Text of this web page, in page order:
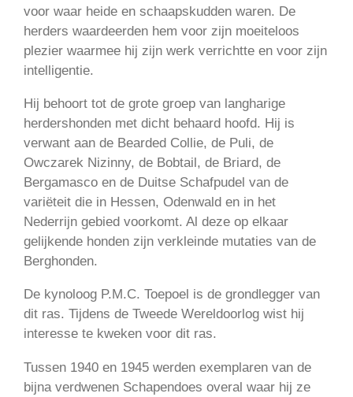
voor waar heide en schaapskudden waren. De
herders waardeerden hem voor zijn moeiteloos
plezier waarmee hij zijn werk verrichtte en voor zijn
intelligentie.
Hij behoort tot de grote groep van langharige
herdershonden met dicht behaard hoofd. Hij is
verwant aan de Bearded Collie, de Puli, de
Owczarek Nizinny, de Bobtail, de Briard, de
Bergamasco en de Duitse Schafpudel van de
variëteit die in Hessen, Odenwald en in het
Nederrijn gebied voorkomt. Al deze op elkaar
gelijkende honden zijn verkleinde mutaties van de
Berghonden.
De kynoloog P.M.C. Toepoel is de grondlegger van
dit ras. Tijdens de Tweede Wereldoorlog wist hij
interesse te kweken voor dit ras.
Tussen 1940 en 1945 werden exemplaren van de
bijna verdwenen Schapendoes overal waar hij ze